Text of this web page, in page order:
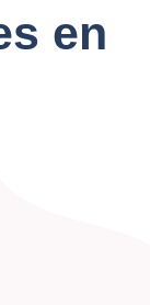
en